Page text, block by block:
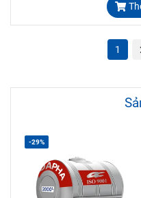
1
-29%